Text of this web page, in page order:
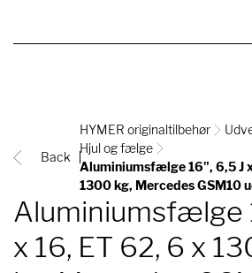
Back
HYMER originaltilbehør
Hjul og fælge
Aluminiumsfælge 16", 6,5 J
1300 kg, Mercedes GSM10
Aluminiumsfælge
x 16, ET 62, 6 x